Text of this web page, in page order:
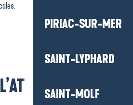
PIRIAC-SUR-MER
SAINT-LYPHARD
SAINT-MOLF